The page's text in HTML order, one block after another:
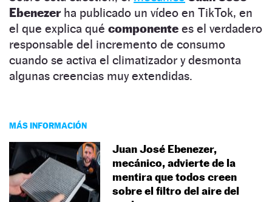
Ebenezerha publicado un vídeo en TikTok, en
el que explica qué componente es el verdadero
responsable del incremento de consumo
cuando se activa el climatizador y desmonta
algunas creencias muy extendidas.
MÁS INFORMACIÓN
Juan José Ebenezer,
mecánico, advierte de la
mentira que todos creen
sobre el filtro del aire del